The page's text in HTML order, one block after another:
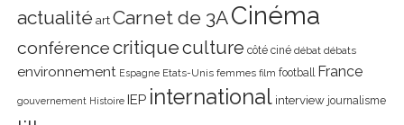
actualité art Carnet de 3ACinéma
conférencecritiqueculture côté ciné débat débats
environnement Espagne Etats-Unis femmes film football France
gouvernement Histoire IEP international interview journalisme